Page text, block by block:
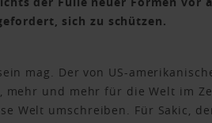
sich zu schützen.
mag. Der von US-
mehr und mehr für die Welt im
Welt umschreiben. Für Sakic,